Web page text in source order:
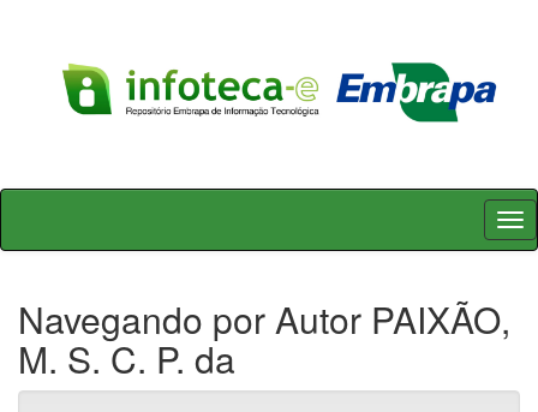
Skip
Navegando por Autor PAIXÃO,
M. S. C. P. da